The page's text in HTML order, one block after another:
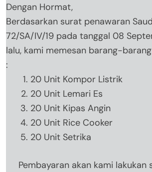
Dengan Hormat,
Berdasarkan surat penawaran
72/SA/IV/19 pada tanggal 08
lalu, kami memesan barang-
:
20 Unit Kompor Listrik
20 Unit Lemari Es
20 Unit Kipas Angin
20 Unit Rice Cooker
20 Unit Setrika
Pembayaran akan kami lakukan